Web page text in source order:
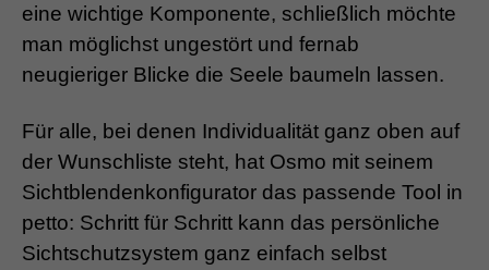
eine wichtige Komponente, schließlich möchte
man möglichst ungestört und fernab
neugieriger Blicke die Seele baumeln lassen.
Für alle, bei denen Individualität ganz oben auf
der Wunschliste steht, hat Osmo mit seinem
Sichtblendenkonfigurator das passende Tool in
petto: Schritt für Schritt kann das persönliche
Sichtschutzsystem ganz einfach selbst